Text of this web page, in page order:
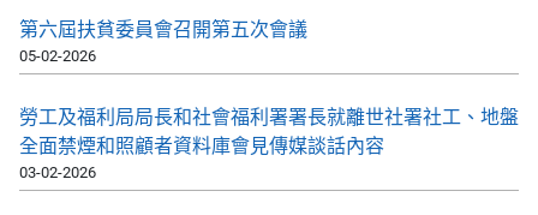
第六屆扶貧委員會召開第五次會議
05-02-2026
勞工及福利局局長和社會福利署署長就離世社署社工、地盤
全面禁煙和照顧者資料庫會見傳媒談話內容
03-02-2026